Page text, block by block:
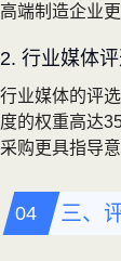
高端制造企业
2. 行业媒体
行业媒体的评
度的权重高达
采购更具指导意
三、